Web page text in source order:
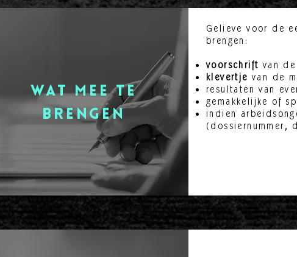
wat mee te
brengen
Gelieve voor de
brengen:
voorschrift van
klevertje van de
resultaten van
gemakkelijke of
indien
(dossiernummer,